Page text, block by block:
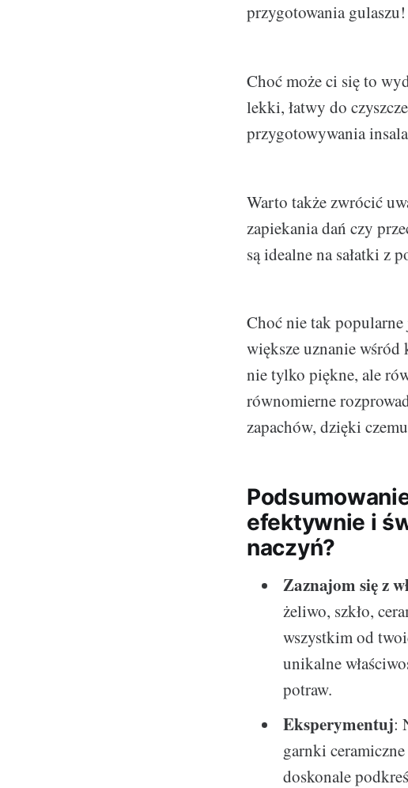
przygotowania
Choć może ci się to
lekki, łatwy do
przygotowywania
Warto także zwrócić
zapiekania dań czy
są idealne na sałatki z
Choć nie tak popularne
większe uznanie
nie tylko piękne, ale
równomierne
zapachów, dzięki
efektywnie i
naczyń?
Zaznajom się z
żeliwo, szkło,
wszystkim od
unikalne
potraw.
Eksperymentuj:
garnki
doskonale